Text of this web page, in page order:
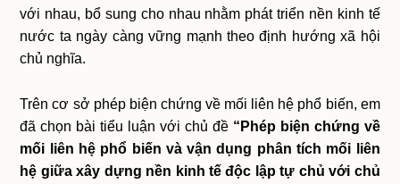
với nhau, bổ sung cho nhau nhằm phát triển nền kinh tế
nước ta ngày càng vững mạnh theo định hướng xã hội
chủ nghĩa.
Trên cơ sở phép biện chứng về mối liên hệ phổ biến, em
đã chọn bài tiểu luận với chủ đề “Phép biện chứng về
mối liên hệ phổ biến và vận dụng phân tích mối liên
hệ giữa xây dựng nền kinh tế độc lập tự chủ với chủ